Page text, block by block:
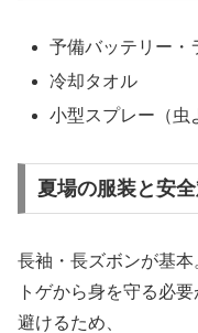
予備バッテリー・
冷却タオル
小型スプレー（虫
夏場の服装と安
長袖・長ズボンが基
トゲから身を守る必
避けるため、